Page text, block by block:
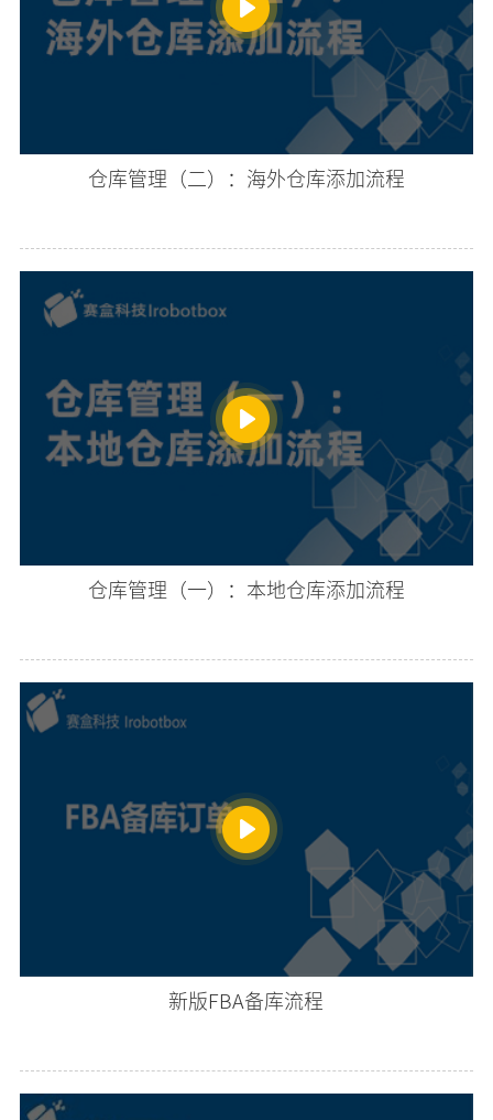
仓库管理（二）：海外仓库添加流程
仓库管理（一）：本地仓库添加流程
新版FBA备库流程